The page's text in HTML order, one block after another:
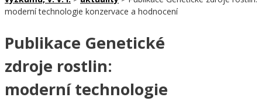
moderní technologie konzervace a hodnocení
Publikace Genetické
zdroje rostlin:
moderní technologie